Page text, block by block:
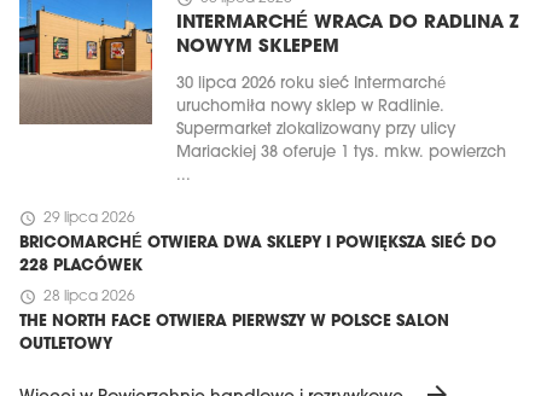
INTERMARCHÉ WRACA DO RADLINA Z
NOWYM SKLEPEM
30 lipca 2026 roku sieć Intermarché
uruchomiła nowy sklep w Radlinie.
Supermarket zlokalizowany przy ulicy
Mariackiej 38 oferuje 1 tys. mkw. powierzch
...
schedule 29 lipca 2026
BRICOMARCHÉ OTWIERA DWA SKLEPY I POWIĘKSZA SIEĆ DO
228 PLACÓWEK
schedule 28 lipca 2026
THE NORTH FACE OTWIERA PIERWSZY W POLSCE SALON
OUTLETOWY